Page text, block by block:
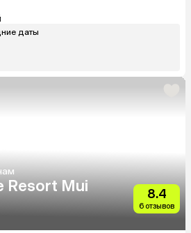
даты
Resort Mui
8.4
6 отзывов